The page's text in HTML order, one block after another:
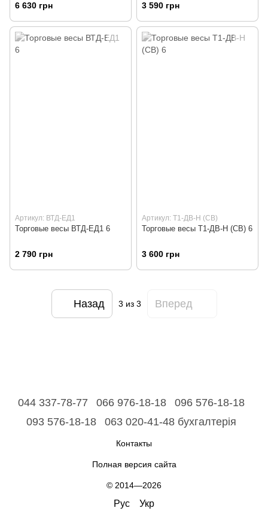
6 630 грн 3 590 грн
Артикул: ВТД-ЕД1
Торговые весы ВТД-ЕД1 6
2 790 грн
Артикул: Т1-ДВ-Н (СВ)
Торговые весы Т1-ДВ-Н (СВ) 6
3 600 грн
Назад 3 из 3 Вперед
044 337-78-77 066 976-18-18
096 576-18-18
093 576-18-18
063 020-41-48 бухгалтерія
Контакты
Полная версия сайта
© 2014—2026
Рус Укр